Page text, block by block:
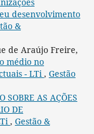
desenvolvimento
&
de Araújo Freire,
médio no
- LTi, Gestão
SOBRE AS AÇÕES
DE
, Gestão &